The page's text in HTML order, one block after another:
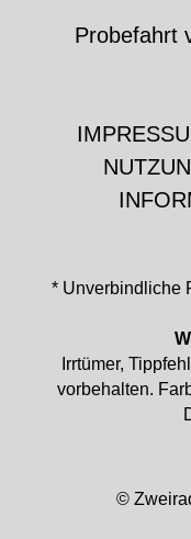
Probefahrt
* Unverbindliche
Irrtümer,
vorbehalten.
©